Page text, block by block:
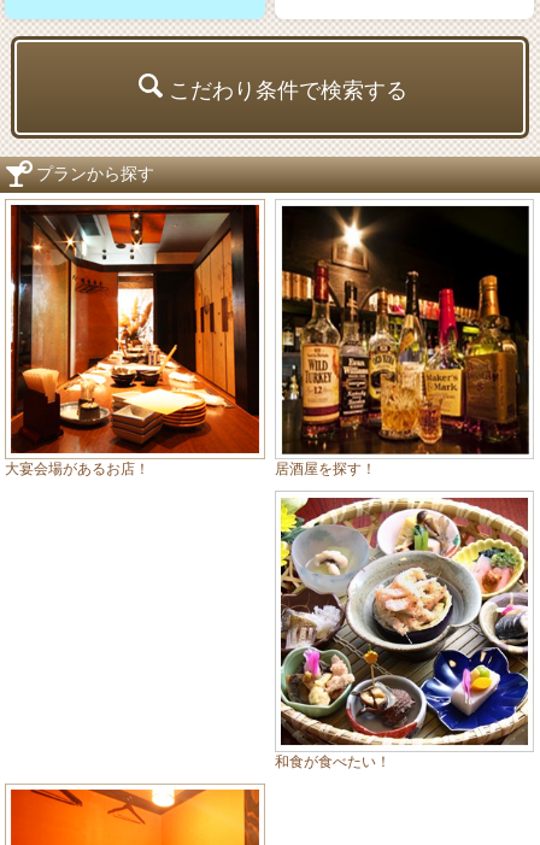
こだわり条件で検索する
プランから探す
大宴会場があるお店！ 居酒屋を探す！
和食が食べたい！